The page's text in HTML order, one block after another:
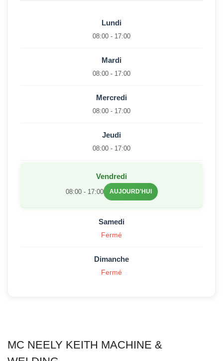
Lundi
08:00 - 17:00
Mardi
08:00 - 17:00
Mercredi
08:00 - 17:00
Jeudi
08:00 - 17:00
Vendredi
08:00 - 17:00 AUJOURD'HUI
Samedi
Fermé
Dimanche
Fermé